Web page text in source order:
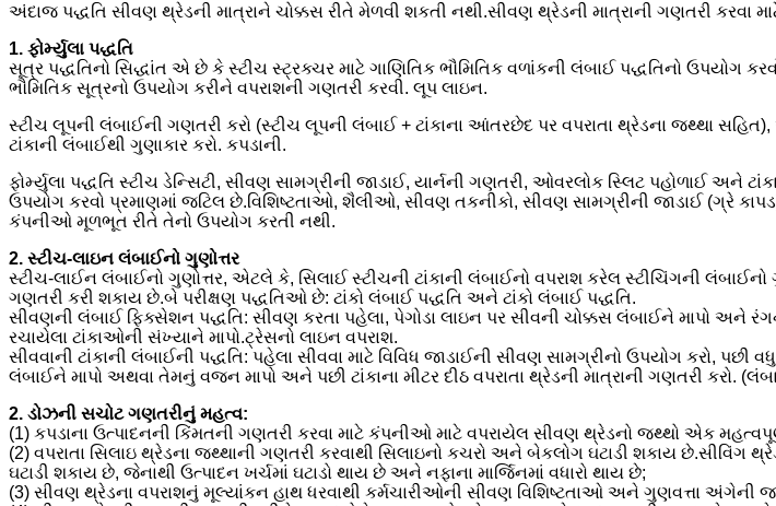
અંદાજ પદ્ધતિ સીવણ થ્રેડની માત્રાને ચોક્કસ રીતે મેળવી શકતી નથી.સીવણ થ્રેડની માત્રાની ગણતરી કરવા
1. ફોર્મ્યુલા પદ્ધતિ
સૂત્ર પદ્ધતિનો સિદ્ધાંત એ છે કે સ્ટીચ સ્ટ્રક્ચર માટે ગાણિતિક ભૌમિતિક વળાંકની લંબાઈ પદ્ધતિનો
ભૌમિતિક સૂત્રનો ઉપયોગ કરીને વપરાશની ગણતરી કરવી. લૂપ લાઇન.
સ્ટીચ લૂપની લંબાઈની ગણતરી કરો (સ્ટીચ લૂપની લંબાઈ + ટાંકાના આંતરછેદ પર વપરાતા થ્રેડના જથ્થા
ટાંકાની લંબાઈથી ગુણાકાર કરો. કપડાની.
ફોર્મ્યુલા પદ્ધતિ સ્ટીચ ડેન્સિટી, સીવણ સામગ્રીની જાડાઈ, યાર્નની ગણતરી, ઓવરલોક સ્લિટ પહોળાઈ અને
ઉપયોગ કરવો પ્રમાણમાં જટિલ છે.વિશિષ્ટતાઓ, શૈલીઓ, સીવણ તકનીકો, સીવણ સામગ્રીની જાડાઈ (ગ્રે
કંપનીઓ મૂળભૂત રીતે તેનો ઉપયોગ કરતી નથી.
2. સ્ટીચ-લાઇન લંબાઈનો ગુણોત્તર
સ્ટીચ-લાઈન લંબાઈનો ગુણોત્તર, એટલે કે, સિલાઈ સ્ટીચની ટાંકાની લંબાઈનો વપરાશ કરેલ સ્ટીચિંગની
ગણતરી કરી શકાય છે.બે પરીક્ષણ પદ્ધતિઓ છે: ટાંકો લંબાઈ પદ્ધતિ અને ટાંકો લંબાઈ પદ્ધતિ.
સીવણની લંબાઈ ફિક્સેશન પદ્ધતિ: સીવણ કરતા પહેલા, પેગોડા લાઇન પર સીવની ચોક્કસ લંબાઈને માપો અને
રચાયેલા ટાંકાઓની સંખ્યાને માપો.ટ્રેસનો લાઇન વપરાશ.
સીવવાની ટાંકાની લંબાઈની પદ્ધતિ: પહેલા સીવવા માટે વિવિધ જાડાઈની સીવણ સામગ્રીનો ઉપયોગ કરો,
લંબાઈને માપો અથવા તેમનું વજન માપો અને પછી ટાંકાના મીટર દીઠ વપરાતા થ્રેડની માત્રાની ગણતરી કરો.
2. ડોઝની સચોટ ગણતરીનું મહત્વ:
(1) કપડાના ઉત્પાદનની કિંમતની ગણતરી કરવા માટે કંપનીઓ માટે વપરાયેલ સીવણ થ્રેડનો જથ્થો એક
(2) વપરાતા સિલાઇ થ્રેડના જથ્થાની ગણતરી કરવાથી સિલાઇનો કચરો અને બેકલોગ ઘટાડી શકાય છે.સીવિંગ
ઘટાડી શકાય છે, જેનાથી ઉત્પાદન ખર્ચમાં ઘટાડો થાય છે અને નફાના માર્જિનમાં વધારો થાય છે;
(3) સીવણ થ્રેડના વપરાશનું મૂલ્યાંકન હાથ ધરવાથી કર્મચારીઓની સીવણ વિશિષ્ટતાઓ અને ગુણવત્તા અંગેની